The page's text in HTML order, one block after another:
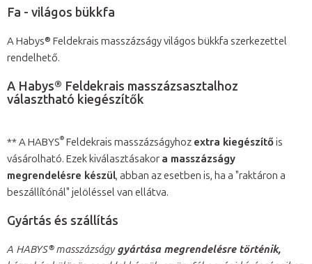
Fa - világos bükkfa
A Habys® Feldekrais masszázságy világos bükkfa szerkezettel
rendelhető.
A Habys® Feldekrais masszázsasztalhoz
választható kiegészítők
** A HABYS® Feldekrais masszázságyhoz extra kiegészítőis
vásárolható. Ezek kiválasztásakor a masszázságy
megrendelésre készül, abban az esetben is, ha a "raktáron a
beszállítónál" jelöléssel van ellátva.
Gyártás és szállítás
A HABYS® masszázságygyártása megrendelésre történik,